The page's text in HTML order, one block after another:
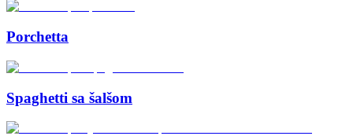
Porchetta
Spaghetti sa šalšom